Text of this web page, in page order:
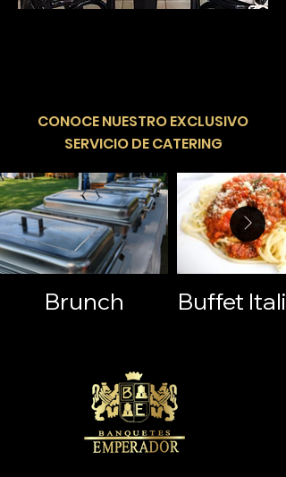
​CONOCE NUESTRO EXCLUSIVO
SERVICIO DE CATERING
Brunch Buffet